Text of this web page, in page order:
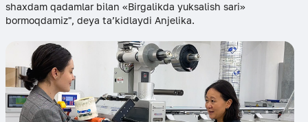
shaxdam qadamlar bilan «Birgalikda yuksalish sari»
bormoqdamiz", deya ta’kidlaydi Anjelika.